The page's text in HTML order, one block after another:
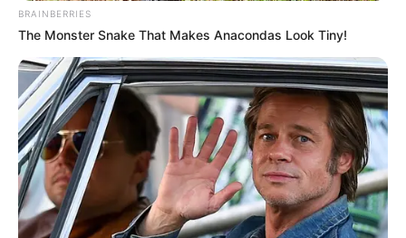
BRAINBERRIES
The Monster Snake That Makes Anacondas Look Tiny!